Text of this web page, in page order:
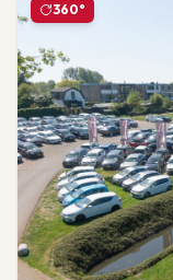
360°